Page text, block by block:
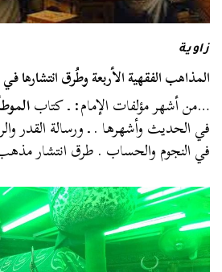
زاوية
المذاهب الفقهية الأربعة وطُرق انتشارها
…من أشهر مؤلفات الإمام: ـ كتاب
في الحديث وأشهرها . ـ ورسالة القدر
في النجوم والحساب . طرق انتشار